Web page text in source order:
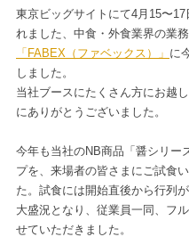
東京ビッグサイトにて4月15〜17
れました、中食・外食業界の業
「FABEX（ファベックス）」 に
しました。
当社ブースにたくさん方にお越
にありがとうございました。
今年も当社のNB商品「醤シリー
プを、来場者の皆さまにご試食
た。試食には開始直後から行列
大盛況となり、従業員一同、フ
せていただきました。